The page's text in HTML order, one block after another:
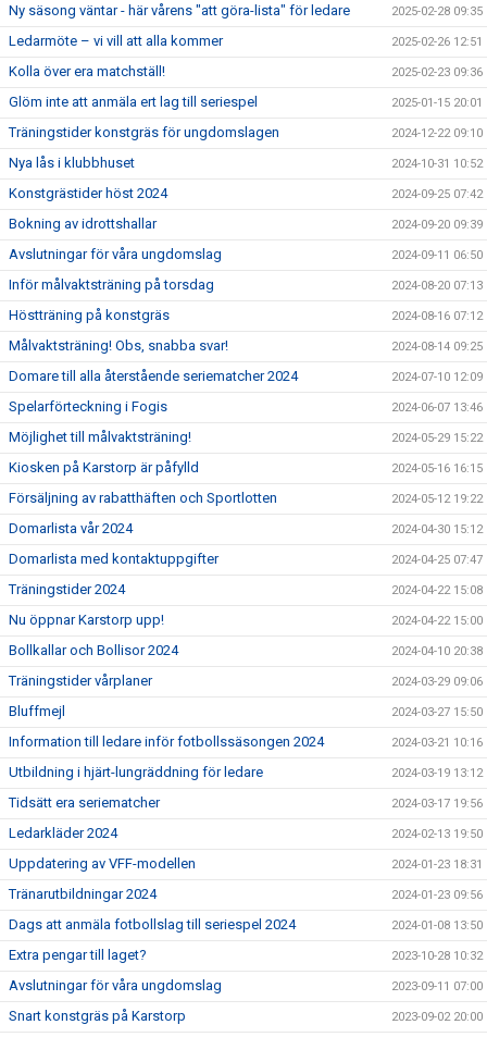
Ny säsong väntar - här vårens "att göra-lista" för ledare 2025-02-28 09:35
Ledarmöte – vi vill att alla kommer 2025-02-26 12:51
Kolla över era matchställ! 2025-02-23 09:36
Glöm inte att anmäla ert lag till seriespel 2025-01-15 20:01
Träningstider konstgräs för ungdomslagen 2024-12-22 09:10
Nya lås i klubbhuset 2024-10-31 10:52
Konstgrästider höst 2024 2024-09-25 07:42
Bokning av idrottshallar 2024-09-20 09:39
Avslutningar för våra ungdomslag 2024-09-11 06:50
Inför målvaktsträning på torsdag 2024-08-20 07:13
Höstträning på konstgräs 2024-08-16 07:12
Målvaktsträning! Obs, snabba svar! 2024-08-14 09:25
Domare till alla återstående seriematcher 2024 2024-07-10 12:09
Spelarförteckning i Fogis 2024-06-07 13:46
Möjlighet till målvaktsträning! 2024-05-29 15:22
Kiosken på Karstorp är påfylld 2024-05-16 16:15
Försäljning av rabatthäften och Sportlotten 2024-05-12 19:22
Domarlista vår 2024 2024-04-30 15:12
Domarlista med kontaktuppgifter 2024-04-25 07:47
Träningstider 2024 2024-04-22 15:08
Nu öppnar Karstorp upp! 2024-04-22 15:00
Bollkallar och Bollisor 2024 2024-04-10 20:38
Träningstider vårplaner 2024-03-29 09:06
Bluffmejl 2024-03-27 15:50
Information till ledare inför fotbollssäsongen 2024 2024-03-21 10:16
Utbildning i hjärt-lungräddning för ledare 2024-03-19 13:12
Tidsätt era seriematcher 2024-03-17 19:56
Ledarkläder 2024 2024-02-13 19:50
Uppdatering av VFF-modellen 2024-01-23 18:31
Tränarutbildningar 2024 2024-01-23 09:56
Dags att anmäla fotbollslag till seriespel 2024 2024-01-08 13:50
Extra pengar till laget? 2023-10-28 10:32
Avslutningar för våra ungdomslag 2023-09-11 07:00
Snart konstgräs på Karstorp 2023-09-02 20:00